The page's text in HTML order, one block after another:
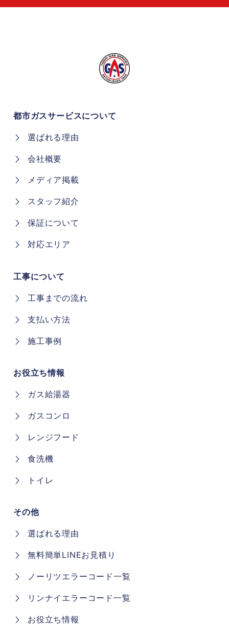
対応エリア
都市ガスサービスについて
選ばれる理由
会社概要
メディア掲載
スタッフ紹介
保証について
お役立ち情報
トイレ
食洗機
レンジフード
ガスコンロ
ガス給湯器
工事までの流れ
施工事例
支払い方法
工事について
お役立ち情報
リンナイエラーコード一覧
ノーリツエラーコード一覧
無料簡単LINEお見積り
選ばれる理由
その他